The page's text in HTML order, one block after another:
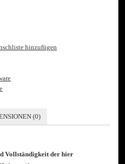
hinzufügen
(0)
Vollständigkeit der hier